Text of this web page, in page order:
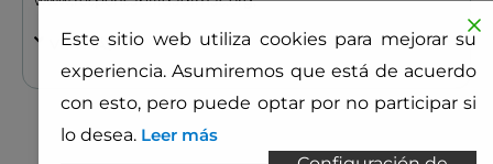
VER MÁS
Este sitio web utiliza cookies para mejorar su
experiencia. Asumiremos que está de acuerdo
con esto, pero puede optar por no participar si
lo desea. Leer más